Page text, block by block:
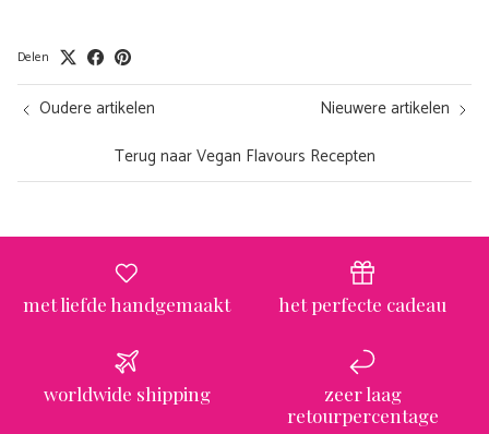
Delen
Oudere artikelen
Terug naar Vegan Flavours Recepten
Nieuwere artikelen
met liefde handgemaakt het perfecte cadeau
worldwide shipping
zeer laag
retourpercentage
Ontvang nu gratis het
exclusieve receptenboekje
van Boho-Tiffin!
Meer dan 60 lekkere én gezonde
recepten die je mee kunt nemen in jouw